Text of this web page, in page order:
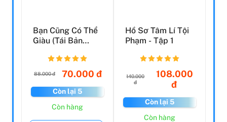
Bạn Cũng Có Thể
Giàu (Tái Bản
88.000 đ 70.000 đ
Còn lại 5
Còn hàng
Hồ Sơ Tâm Lí Tội
Phạm - Tập 1
140.000
đ
108.000
đ
Còn lại 5
Còn hàng